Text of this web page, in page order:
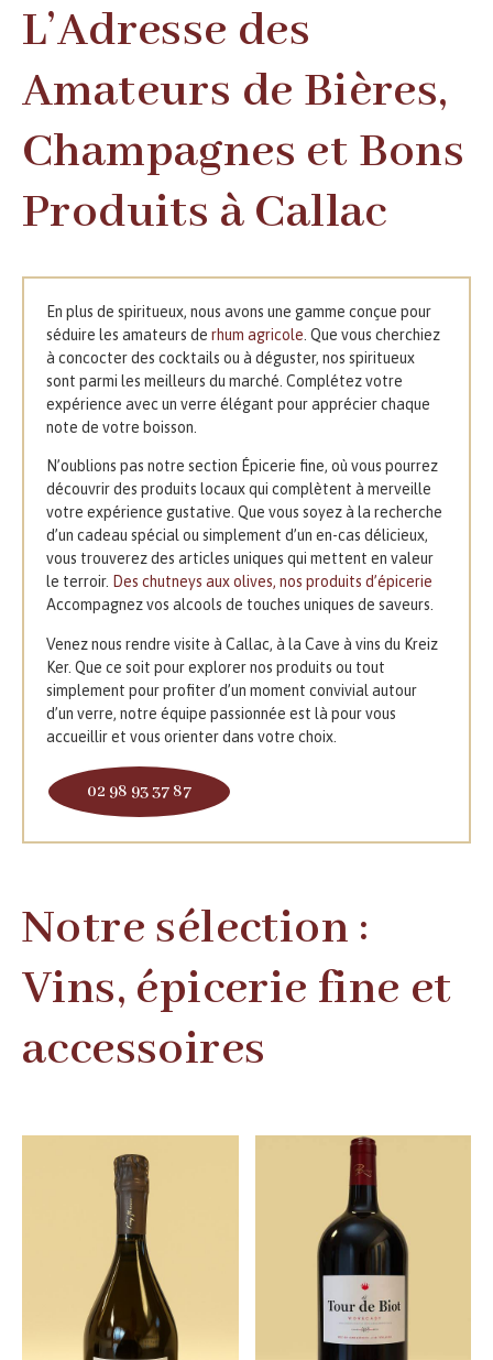
L’Adresse des
Amateurs de Bières,
Champagnes et Bons
Produits à Callac
En plus de spiritueux, nous avons une gamme conçue pour
séduire les amateurs de rhum agricole . Que vous cherchiez
à concocter des cocktails ou à déguster, nos spiritueux
sont parmi les meilleurs du marché. Complétez votre
expérience avec un verre élégant pour apprécier chaque
note de votre boisson.
N’oublions pas notre section Épicerie fine, où vous pourrez
découvrir des produits locaux qui complètent à merveille
votre expérience gustative. Que vous soyez à la recherche
d’un cadeau spécial ou simplement d’un en-cas délicieux,
vous trouverez des articles uniques qui mettent en valeur
le terroir. Des chutneys aux olives, nos produits d’épicerie
Accompagnez vos alcools de touches uniques de saveurs.
Venez nous rendre visite à Callac, à la Cave à vins du Kreiz
Ker. Que ce soit pour explorer nos produits ou tout
simplement pour profiter d’un moment convivial autour
d’un verre, notre équipe passionnée est là pour vous
accueillir et vous orienter dans votre choix.
02 98 93 37 87
Notre sélection :
Vins, épicerie fine et
accessoires